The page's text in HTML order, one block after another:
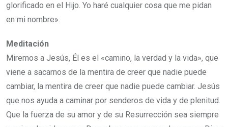
glorificado en el Hijo. Yo haré cualquier cosa que me pidan
en mi nombre».
Meditación
Miremos a Jesús, Él es el «camino, la verdad y la vida», que
viene a sacarnos de la mentira de creer que nadie puede
cambiar, la mentira de creer que nadie puede cambiar. Jesús
que nos ayuda a caminar por senderos de vida y de plenitud.
Que la fuerza de su amor y de su Resurrección sea siempre